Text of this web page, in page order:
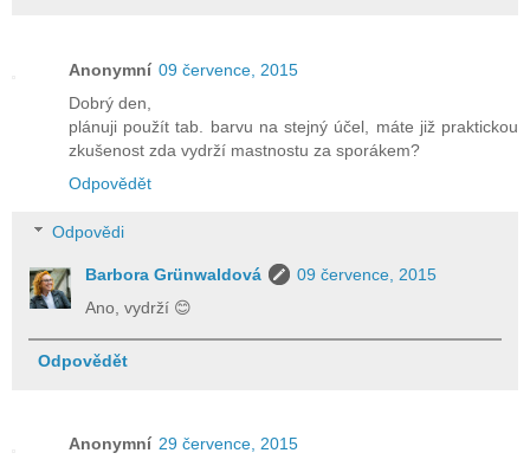
Anonymní 09 července, 2015
Dobrý den,
plánuji použít tab. barvu na stejný účel, máte již praktickou
zkušenost zda vydrží mastnostu za sporákem?
Odpovědět
Odpovědi
Barbora Grünwaldová
09 července, 2015
Ano, vydrží 😊
Odpovědět
Anonymní 29 července, 2015